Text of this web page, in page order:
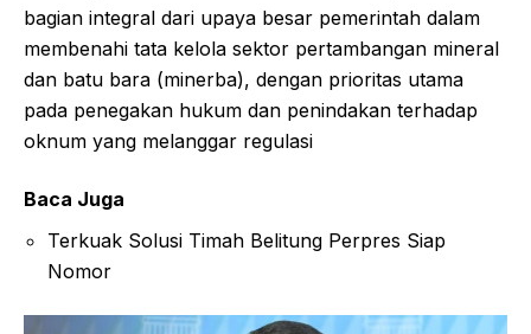
bagian integral dari upaya besar pemerintah dalam
membenahi tata kelola sektor pertambangan mineral
dan batu bara (minerba), dengan prioritas utama
pada penegakan hukum dan penindakan terhadap
oknum yang melanggar regulasi
Baca Juga
Terkuak Solusi Timah Belitung Perpres Siap
Nomor